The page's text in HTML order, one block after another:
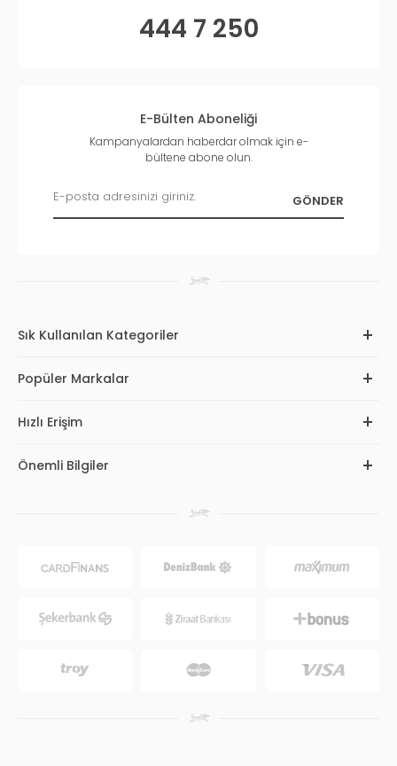
444 7 250
E-Bülten Aboneliği
Kampanyalardan haberdar olmak için e-
bültene abone olun.
Sık Kullanılan Kategoriler
Popüler Markalar
Hızlı Erişim
Önemli Bilgiler